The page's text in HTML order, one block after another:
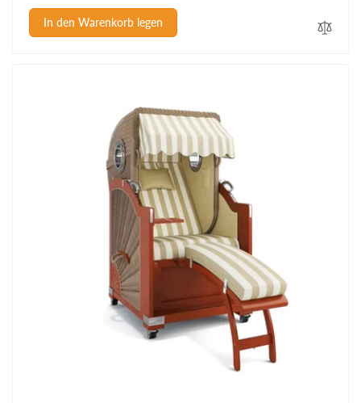
Preis
In den Warenkorb legen